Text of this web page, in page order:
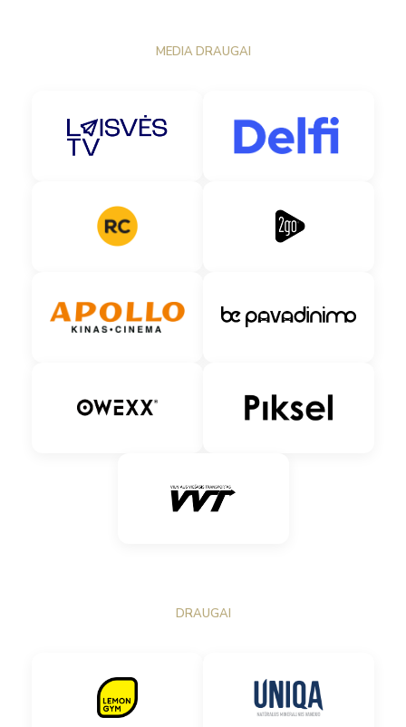
DRAUGAI
MEDIA DRAUGAI